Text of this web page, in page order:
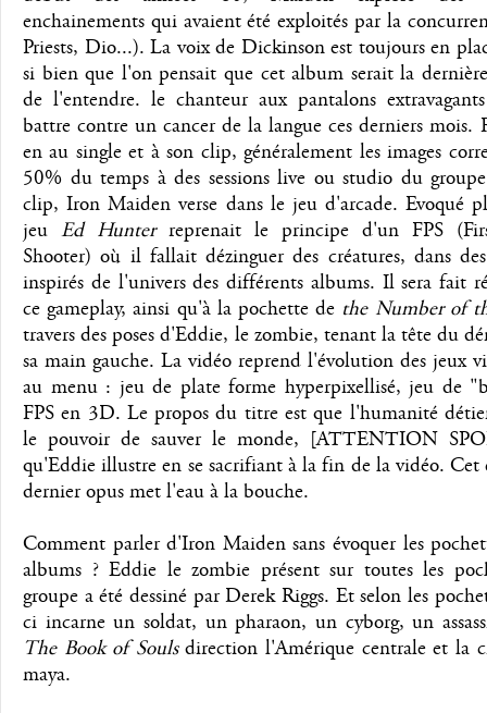
enchainements qui avaient été exploités par la
Priests, Dio...). La voix de Dickinson est toujours en
si bien que l'on pensait que cet album serait la
de l'entendre. le chanteur aux pantalons
battre contre un cancer de la langue ces derniers mois.
en au single et à son clip, généralement les images
50% du temps à des sessions live ou studio du
clip, Iron Maiden verse dans le jeu d'arcade. Evoqué
jeuEd Hunterreprenait le principe d'un FPS
Shooter) où il fallait dézinguer des créatures, dans
inspirés de l'univers des différents albums. Il sera fait
ce gameplay, ainsi qu'à la pochette de the Number of
travers des poses d'Eddie, le zombie, tenant la tête du
sa main gauche. La vidéo reprend l'évolution des jeux
au menu : jeu de plate forme hyperpixellisé, jeu de
FPS en 3D. Le propos du titre est que l'humanité
le pouvoir de sauver le monde, [ATTENTION
qu'Eddie illustre en se sacrifiant à la fin de la vidéo.
dernier opus met l'eau à la bouche.
Comment parler d'Iron Maiden sans évoquer les
albums ? Eddie le zombie présent sur toutes les
groupe a été dessiné par Derek Riggs. Et selon les
ci incarne un soldat, un pharaon, un cyborg, un
The Book of Soulsdirection l'Amérique centrale et la
maya.